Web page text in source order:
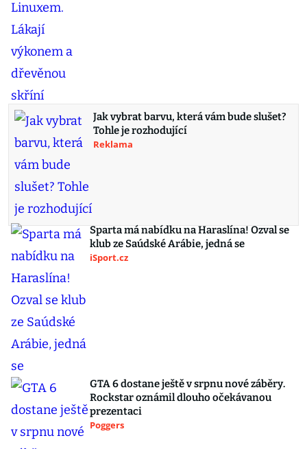
Jak vybrat barvu, která vám bude slušet?
Tohle je rozhodující
Reklama
Sparta má nabídku na Haraslína! Ozval se
klub ze Saúdské Arábie, jedná se
iSport.cz
GTA 6 dostane ještě v srpnu nové záběry.
Rockstar oznámil dlouho očekávanou
prezentaci
Poggers